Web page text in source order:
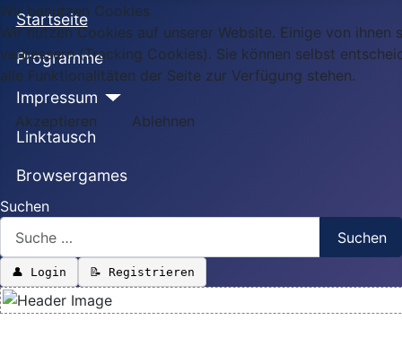
Startseite
Programme
Impressum
Linktausch
Browsergames
Suchen
Suchen
👤 Login 📝 Registrieren
Wir benutzen Cookies
Wir nutzen Cookies auf unserer Website. Einige von
verbessern (Tracking Cookies). Sie können selbst
alle Funktionalitäten der Seite zur Verfügung stehen.
Akzeptieren Ablehnen